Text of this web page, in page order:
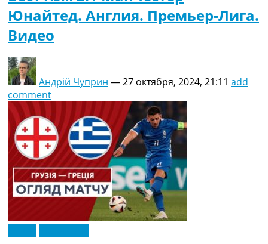
Юнайтед. Англия. Премьер-Лига.
Видео
Андрій Чуприн —27 октября, 2024, 21:11 add
comment